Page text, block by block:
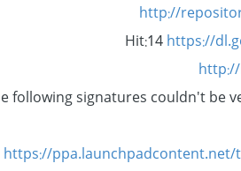
http://
Hit:14https://
following signatures couldn't be
https://